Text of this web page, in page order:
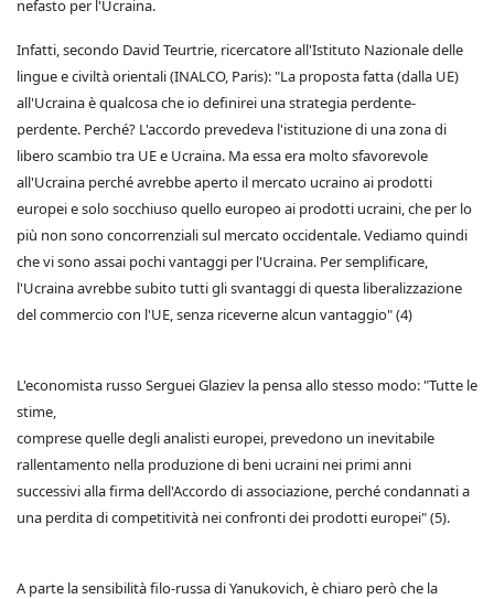
nefasto per l'Ucraina.
Infatti, secondo David Teurtrie, ricercatore all'Istituto Nazionale delle
lingue e civiltà orientali (INALCO, Paris): "La proposta fatta (dalla UE)
all'Ucraina è qualcosa che io definirei una strategia perdente-
perdente. Perché? L'accordo prevedeva l'istituzione di una zona di
libero scambio tra UE e Ucraina. Ma essa era molto sfavorevole
all'Ucraina perché avrebbe aperto il mercato ucraino ai prodotti
europei e solo socchiuso quello europeo ai prodotti ucraini, che per lo
più non sono concorrenziali sul mercato occidentale. Vediamo quindi
che vi sono assai pochi vantaggi per l'Ucraina. Per semplificare,
l'Ucraina avrebbe subito tutti gli svantaggi di questa liberalizzazione
del commercio con l'UE, senza riceverne alcun vantaggio" (4)
L'economista russo Serguei Glaziev la pensa allo stesso modo: "Tutte le
stime,
comprese quelle degli analisti europei, prevedono un inevitabile
rallentamento nella produzione di beni ucraini nei primi anni
successivi alla firma dell'Accordo di associazione, perché condannati a
una perdita di competitività nei confronti dei prodotti europei" (5).
A parte la sensibilità filo-russa di Yanukovich, è chiaro però che la